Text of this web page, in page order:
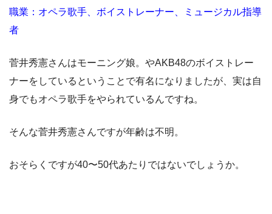
職業：オペラ歌手、ボイストレーナー、ミュージカル指導
者
菅井秀憲さんはモーニング娘。やAKB48のボイストレー
ナーをしているということで有名になりましたが、実は自
身でもオペラ歌手をやられているんですね。
そんな菅井秀憲さんですが年齢は不明。
おそらくですが40〜50代あたりではないでしょうか。